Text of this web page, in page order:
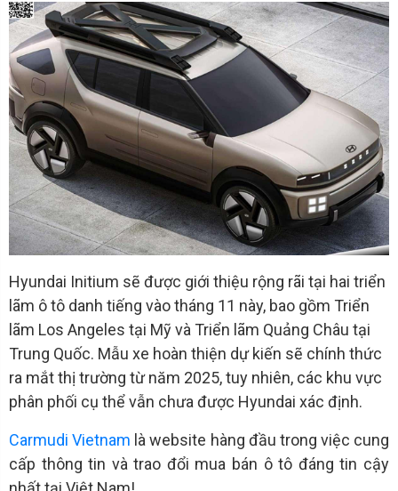
Hyundai Initium sẽ được giới thiệu rộng rãi tại hai triển
lãm ô tô danh tiếng vào tháng 11 này, bao gồm Triển
lãm Los Angeles tại Mỹ và Triển lãm Quảng Châu tại
Trung Quốc. Mẫu xe hoàn thiện dự kiến sẽ chính thức
ra mắt thị trường từ năm 2025, tuy nhiên, các khu vực
phân phối cụ thể vẫn chưa được Hyundai xác định.
Carmudi Vietnam là website hàng đầu trong việc cung
cấp thông tin và trao đổi mua bán ô tô đáng tin cậy